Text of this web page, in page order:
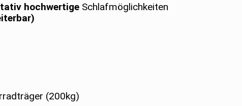
hochwertige Schlafmöglichkeiten
(200kg)